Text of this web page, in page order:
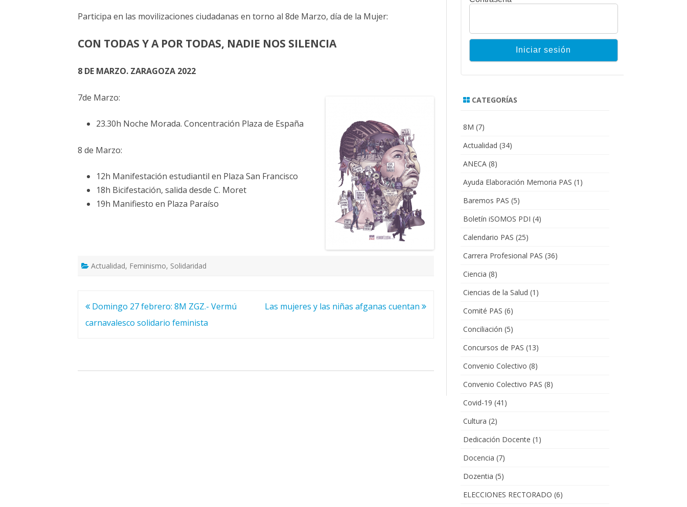
FEMINISMO E IGUALDAD ACTUALIDAD
PUBLICACIONES
ESTATUTOS
¡Con
todas
por
Participa en las movilizaciones ciudadanas en torno al 8de Marzo, día de la Mujer:
CON TODAS Y A POR TODAS, NADIE NOS SILENCIA
8 DE MARZO. ZARAGOZA 2022
7de Marzo:
23.30h Noche Morada. Concentración Plaza de España
8 de Marzo:
12h Manifestación estudiantil en Plaza San Francisco
18h Bicifestación, salida desde C. Moret
19h Manifiesto en Plaza Paraíso
Actualidad, Feminismo, Solidaridad
Navegación
de
Domingo 27 febrero: 8M ZGZ.- Vermú
carnavalesco solidario feminista
Las mujeres y las niñas afganas cuentan
CATEGORÍAS
8M (7)
Actualidad (34)
ANECA(8)
Ayuda Elaboración Memoria PAS (1)
Baremos PAS (5)
Boletín iSOMOS PDI (4)
Calendario PAS (25)
Carrera Profesional PAS (36)
Ciencia (8)
Ciencias de la Salud (1)
Comité PAS (6)
Conciliación (5)
Concursos de PAS (13)
Convenio Colectivo (8)
Convenio Colectivo PAS (8)
Covid-19 (41)
Cultura (2)
Dedicación Docente (1)
Docencia (7)
Dozentia (5)
ELECCIONES RECTORADO (6)